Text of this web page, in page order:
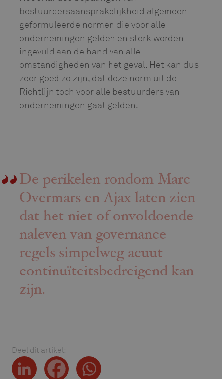
bestuurdersaansprakelijkheid algemeen
geformuleerde normen die voor alle
ondernemingen gelden en sterk worden
ingevuld aan de hand van alle
omstandigheden van het geval. Het kan dus
zeer goed zo zijn, dat deze norm uit de
Richtlijn toch voor alle bestuurders van
ondernemingen gaat gelden.
De perikelen rondom Marc
Overmars en Ajax laten zien
dat het niet of onvoldoende
naleven van governance
regels simpelweg acuut
continuïteitsbedreigend kan
zijn.
Deel dit artikel: